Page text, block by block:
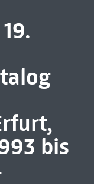
bis